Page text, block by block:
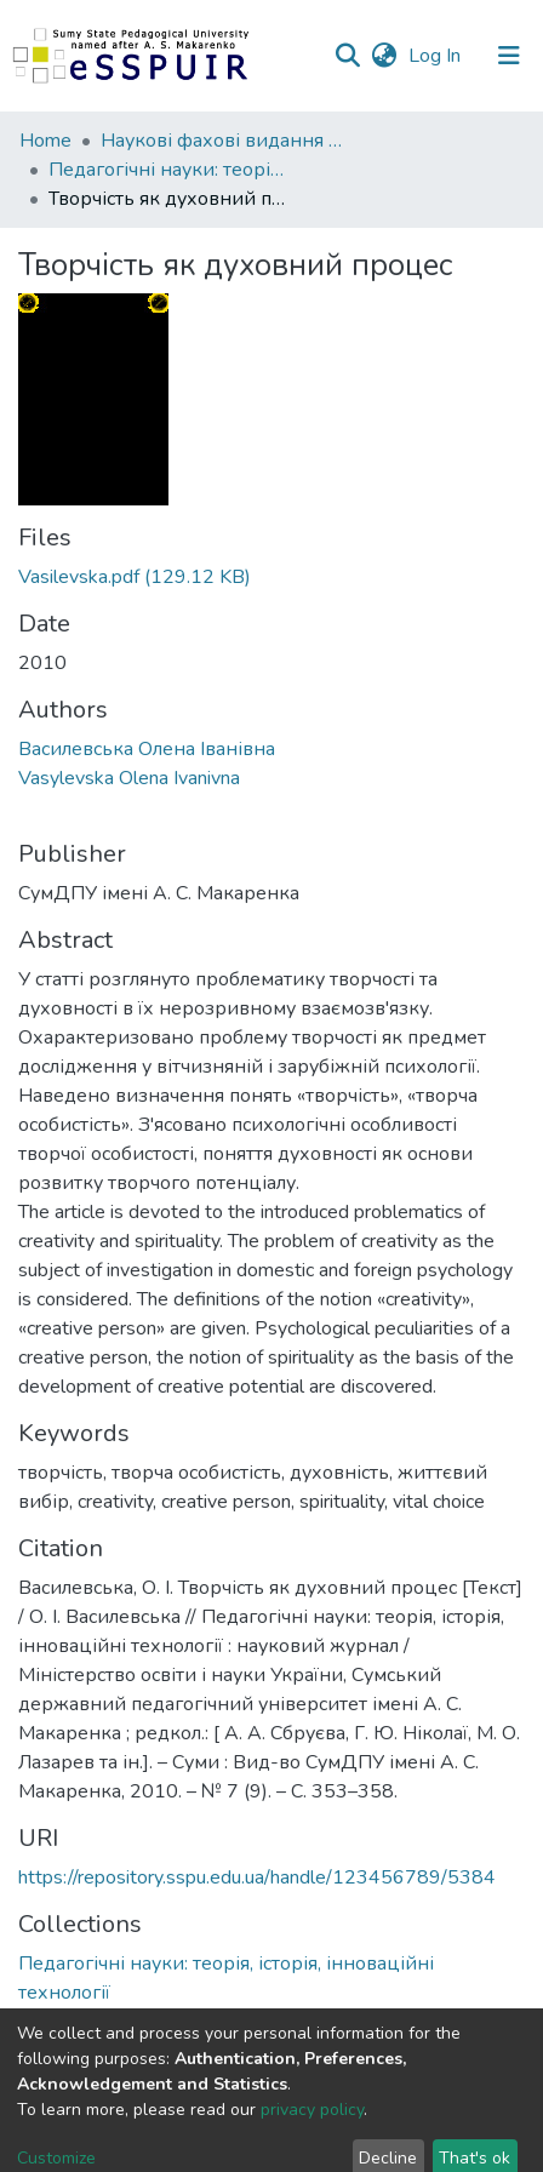
Log In (current)
Communities
&
Collections
Statistics
Home
Наукові фахові видання СумДПУ
Педагогічні науки: теорія, історія, інноваційні технології
Творчість як духовний процес
Творчість як духовний процес
Files
Vasilevska.pdf(129.12 KB)
Date
2010
Authors
Василевська Олена Іванівна
Vasylevska Olena Ivanivna
Publisher
СумДПУ імені А. С. Макаренка
Abstract
У статті розглянуто проблематику творчості та
духовності в їх нерозривному взаємозв'язку.
Охарактеризовано проблему творчості як предмет
дослідження у вітчизняній і зарубіжній психології.
Наведено визначення понять «творчість», «творча
особистість». З'ясовано психологічні особливості
творчої особистості, поняття духовності як основи
розвитку творчого потенціалу.
The article is devoted to the introduced problematics of
creativity and spirituality. The problem of creativity as the
subject of investigation in domestic and foreign psychology
is considered. The definitions of the notion «creativity»,
«creative person» are given. Psychological peculiarities of a
creative person, the notion of spirituality as the basis of the
development of creative potential are discovered.
Keywords
творчість, творча особистість, духовність, життєвий
вибір, creativity, creative person, spirituality, vital choice
Citation
Василевська, О. І. Творчість як духовний процес [Текст]
/ О. І. Василевська // Педагогічні науки: теорія, історія,
інноваційні технології : науковий журнал /
Міністерство освіти і науки України, Сумський
державний педагогічний університет імені А. С.
Макаренка ; редкол.: [ А. А. Сбруєва, Г. Ю. Ніколаї, М. О.
Лазарев та ін.]. – Суми : Вид-во СумДПУ імені А. С.
Макаренка, 2010. – № 7 (9). – С. 353–358.
URI
https://repository.sspu.edu.ua/handle/123456789/5384
Collections
Педагогічні науки: теорія, історія, інноваційні
технології
Full item page Google Scholar
DSpace software and SSPU named after A.S. Makarenko
LYRASIS
We collect and process your personal information for the
following purposes: Authentication, Preferences,
Acknowledgement and Statistics.
To learn more, please read our privacy policy.
Customize Decline That's ok